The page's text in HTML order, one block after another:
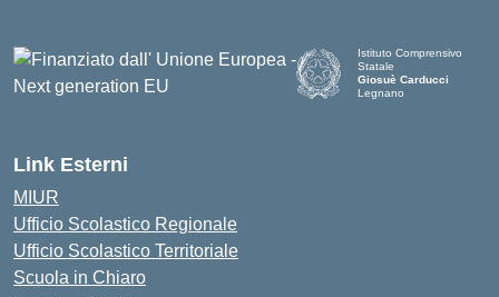
Istituto Comprensivo
Statale
Giosuè Carducci
Legnano
Link Esterni
MIUR
Ufficio Scolastico Regionale
Ufficio Scolastico Territoriale
Scuola in Chiaro